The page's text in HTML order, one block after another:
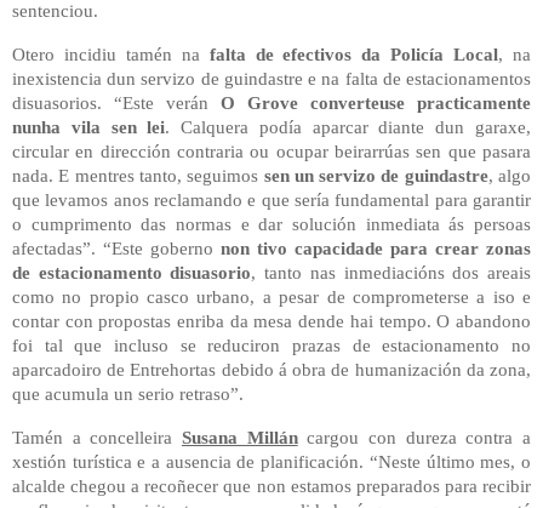
sentenciou.
Otero incidiu tamén na falta de efectivos da Policía Local, na
inexistencia dun servizo de guindastre e na falta de estacionamentos
disuasorios. “Este verán O Grove converteuse practicamente
nunha vila sen lei. Calquera podía aparcar diante dun garaxe,
circular en dirección contraria ou ocupar beirarrúas sen que pasara
nada. E mentres tanto, seguimos sen un servizo de guindastre, algo
que levamos anos reclamando e que sería fundamental para garantir
o cumprimento das normas e dar solución inmediata ás persoas
afectadas”. “Este goberno non tivo capacidade para crear zonas
de estacionamento disuasorio, tanto nas inmediacións dos areais
como no propio casco urbano, a pesar de comprometerse a iso e
contar con propostas enriba da mesa dende hai tempo. O abandono
foi tal que incluso se reduciron prazas de estacionamento no
aparcadoiro de Entrehortas debido á obra de humanización da zona,
que acumula un serio retraso”.
Tamén a concelleira Susana Milláncargou con dureza contra a
xestión turística e a ausencia de planificación. “Neste último mes, o
alcalde chegou a recoñecer que non estamos preparados para recibir